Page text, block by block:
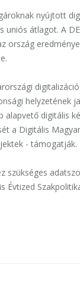
nyújtott
átlagot. A
ország
helyzetének
alapvető digitális
a Digitális
- támogatják.
szükséges